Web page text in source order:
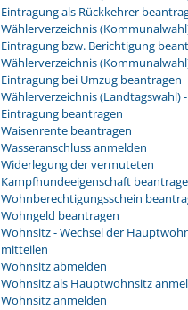
Eintragung als Rückkehrer
Wählerverzeichnis
Eintragung bzw. Berichtigung
Wählerverzeichnis
Eintragung bei Umzug beantragen
Wählerverzeichnis (Landtagswahl) -
Eintragung beantragen
Waisenrente beantragen
Wasseranschluss anmelden
Widerlegung der vermuteten
Kampfhundeeigenschaft
Wohnberechtigungsschein
Wohngeld beantragen
Wohnsitz - Wechsel der
mitteilen
Wohnsitz abmelden
Wohnsitz als Hauptwohnsitz
Wohnsitz anmelden